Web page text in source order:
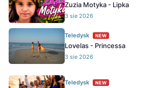
Zuzia Motyka - Lipka
3 sie 2026
Teledysk NEW
Lovelas - Princessa
3 sie 2026
Teledysk NEW